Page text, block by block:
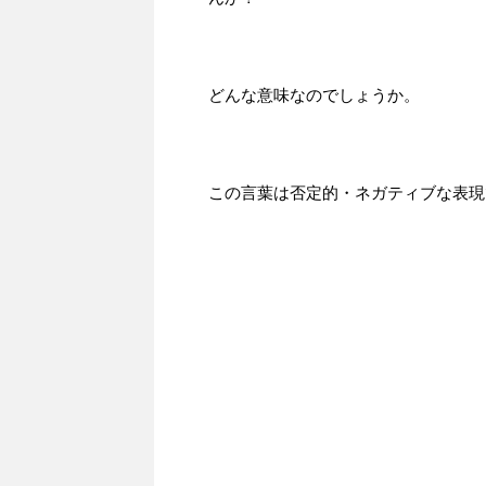
どんな意味なのでしょうか。
この言葉は否定的・ネガティブな表